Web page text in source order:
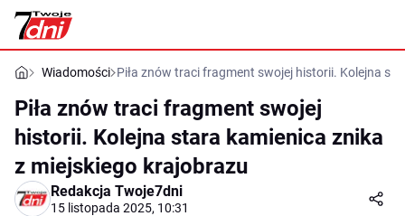
Wiadomości Piła znów traci fragment swojej historii. Kolejna
Piła znów traci fragment swojej
historii. Kolejna stara kamienica znika
z miejskiego krajobrazu
Redakcja Twoje7dni
15 listopada 2025, 10:31